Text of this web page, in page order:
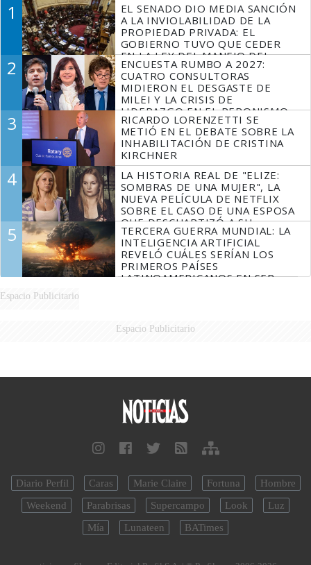
1
EL SENADO DIO MEDIA SANCIÓN
A LA INVIOLABILIDAD DE LA
PROPIEDAD PRIVADA: EL
GOBIERNO TUVO QUE CEDER
EN LA LEY DEL MANEJO DEL
FUEGO
2
ENCUESTA RUMBO A 2027:
CUATRO CONSULTORAS
MIDIERON EL DESGASTE DE
MILEI Y LA CRISIS DE
LIDERAZGO EN EL PERONISMO
3
RICARDO LORENZETTI SE
METIÓ EN EL DEBATE SOBRE LA
INHABILITACIÓN DE CRISTINA
KIRCHNER
4
LA HISTORIA REAL DE "ELIZE:
SOMBRAS DE UNA MUJER", LA
NUEVA PELÍCULA DE NETFLIX
SOBRE EL CASO DE UNA ESPOSA
QUE DESCUARTIZÓ A SU
MARIDO
5
TERCERA GUERRA MUNDIAL: LA
INTELIGENCIA ARTIFICIAL
REVELÓ CUÁLES SERÍAN LOS
PRIMEROS PAÍSES
LATINOAMERICANOS EN SER
Espacio Publicitario
Espacio Publicitario
Diario Perfil Caras Marie Claire Fortuna
Hombre
Weekend
Parabrisas Supercampo Look
Luz
Mía
Lunateen BATimes